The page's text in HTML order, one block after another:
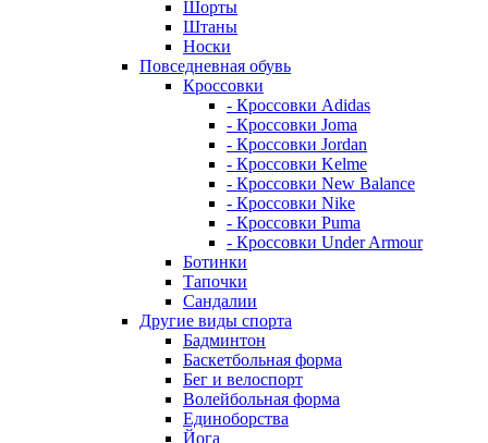
Шорты
Штаны
Носки
Повседневная обувь
Кроссовки
- Кроссовки Adidas
- Кроссовки Joma
- Кроссовки Jordan
- Кроссовки Kelme
- Кроссовки New Balance
- Кроссовки Nike
- Кроссовки Puma
- Кроссовки Under Armour
Ботинки
Тапочки
Сандалии
Другие виды спорта
Бадминтон
Баскетбольная форма
Бег и велоспорт
Волейбольная форма
Единоборства
Йога